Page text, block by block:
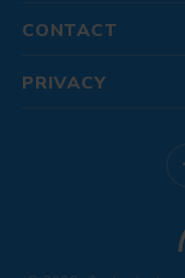
CONTACT
PRIVACY